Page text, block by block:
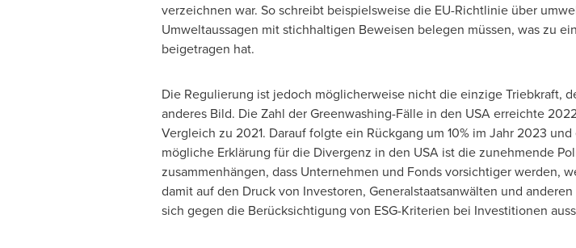
verzeichnen war. So schreibt beispielsweise die EU-Richtlinie über
Umweltaussagen mit stichhaltigen Beweisen belegen müssen, was zu
beigetragen hat.
Die Regulierung ist jedoch möglicherweise nicht die einzige Triebkraft,
anderes Bild. Die Zahl der Greenwashing-Fälle in den USAerreichte
Vergleich zu 2021. Darauf folgte ein Rückgang um 10% im Jahr 2023
mögliche Erklärung für die Divergenz in den USAist die zunehmende
zusammenhängen, dass Unternehmen und Fonds vorsichtiger werden,
damit auf den Druck von Investoren, Generalstaatsanwälten und
sich gegen die Berücksichtigung von ESG-Kriterien bei Investitionen